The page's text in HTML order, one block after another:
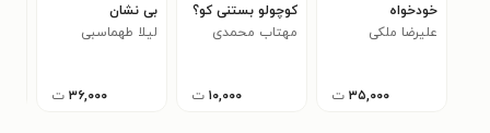
خودخواه
علیرضا ملکی
۳۵,۰۰۰ ت
کوچولو بستنی کو؟
مهتاب محمدی
۱۰,۰۰۰ ت
بی نشان
لیلا طهماسبی
۳۶,۰۰۰ ت